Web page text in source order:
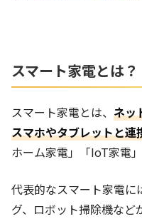
スマート家電とは？
スマート家電とは、 ネッ
スマホやタブレットと連
ホーム家電」「IoT家電
代表的なスマート家電に
グ、ロボット掃除機など